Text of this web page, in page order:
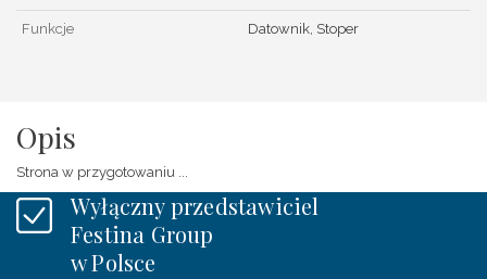
Funkcje Datownik, Stoper
Opis
Strona w przygotowaniu ...
Wyłączny przedstawiciel
Festina Group
w Polsce